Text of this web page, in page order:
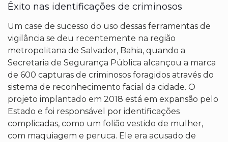
Êxito nas identificações de criminosos
Um case de sucesso do uso dessas ferramentas de
vigilância se deu recentemente na região
metropolitana de Salvador, Bahia, quando a
Secretaria de Segurança Pública alcançou a marca
de 600 capturas de criminosos foragidos através do
sistema de reconhecimento facial da cidade. O
projeto implantado em 2018 está em expansão pelo
Estado e foi responsável por identificações
complicadas, como um folião vestido de mulher,
com maquiagem e peruca. Ele era acusado de